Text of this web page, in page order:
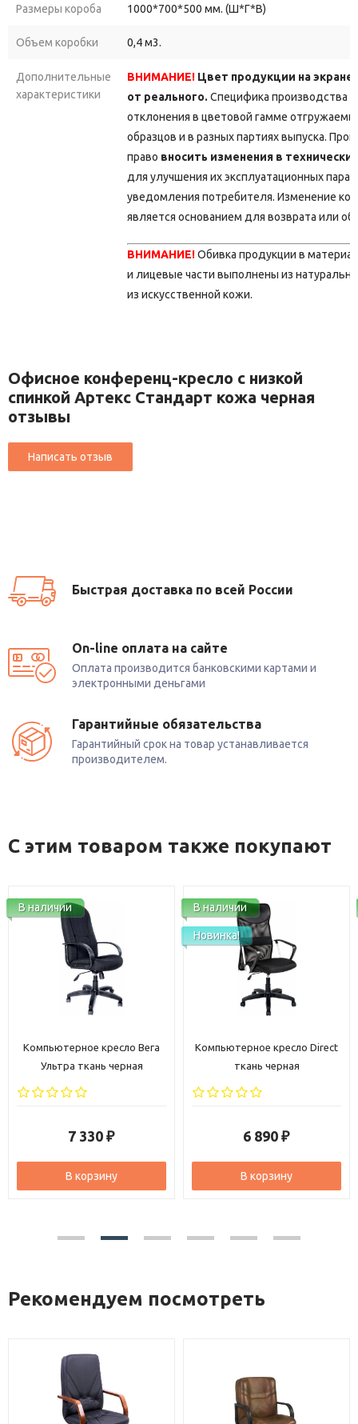
Размеры короба 1000*700*500 мм. (Ш*Г*В)
Объем коробки 0,4 м3.
Дополнительные
характеристики
ВНИМАНИЕ! Цвет продукции на
от реального. Специфика производства
отклонения в цветовой гамме
образцов и в разных партиях выпуска.
право вносить изменения в
для улучшения их эксплуатационных
уведомления потребителя. Изменение
является основанием для возврата или
ВНИМАНИЕ!Обивка продукции в
и лицевые части выполнены из
из искусственной кожи.
Офисное конференц-кресло с низкой
спинкой Артекс Стандарт кожа черная
отзывы
Быстрая доставка по всей России
On-line оплата на сайте
Оплата производится банковскими картами и
электронными деньгами
Гарантийные обязательства
Гарантийный срок на товар устанавливается
производителем.
С этим товаром также покупают
В наличии
Компьютерное кресло Вега
Ультра ткань черная
7 330 ₽
В корзину
В наличии
Новинка!
Компьютерное кресло Direct
ткань черная
6 890 ₽
В корзину
Рекомендуем посмотреть